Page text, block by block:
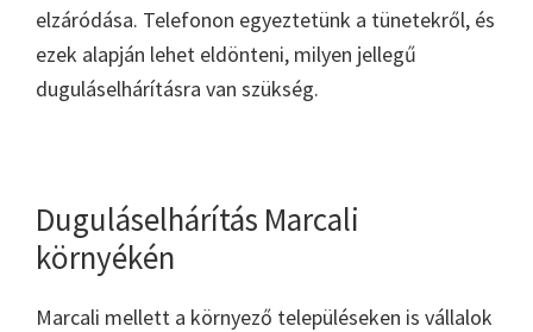
elzáródása. Telefonon egyeztetünk a tünetekről, és
ezek alapján lehet eldönteni, milyen jellegű
duguláselhárításra van szükség.
Duguláselhárítás Marcali
környékén
Marcali mellett a környező településeken is vállalok